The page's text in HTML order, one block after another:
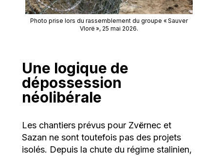
Photo prise lors du rassemblement du groupe « Sauver
Vlorë », 25 mai 2026.
Une logique de
dépossession
néolibérale
Les chantiers prévus pour Zvërnec et
Sazan ne sont toutefois pas des projets
isolés. Depuis la chute du régime stalinien,